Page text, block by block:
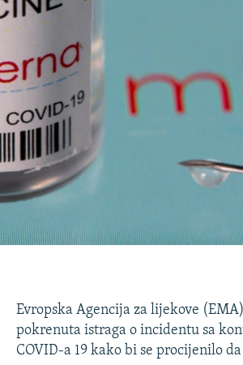
Evropska Agencija za lijekove
pokrenuta istraga o incidentu sa
COVID-a 19 kako bi se procijenilo